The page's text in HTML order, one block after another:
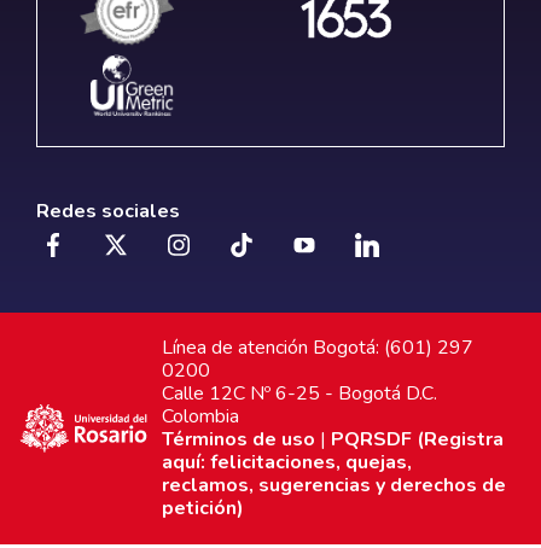
Redes sociales
Línea de atención Bogotá: (601) 297
0200
Calle 12C Nº 6-25 - Bogotá D.C.
Colombia
Términos de uso | PQRSDF (Registra
aquí: felicitaciones, quejas,
reclamos, sugerencias y derechos de
petición)